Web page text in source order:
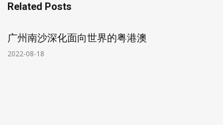
Related Posts
广州南沙深化面向世界的粤港澳
2022-08-18